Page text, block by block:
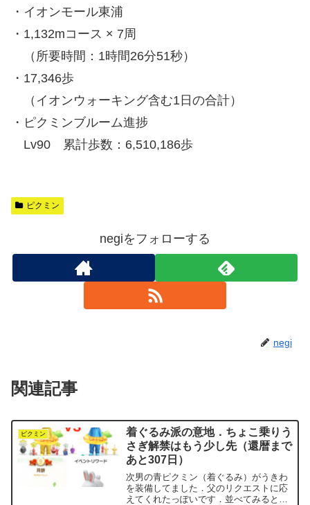
・イオンモール東浦
・1,132mコース × 7周
（所要時間：1時間26分51秒）
・17,346歩
（イオンウォーキング含む1日の合計）
・ピクミンブルーム進捗
Lv90 累計歩数：6,510,186歩
ピクミン
negiをフォローする
negi
関連記事
ピクミン
着ぐるみ派の意地．ちょこ乗りう
さぎ解禁はもう少し先（還暦まで
あと307日）
次男の青ピクミン（着ぐるみ）がうきわ
を装備してました．父のリクエストに応
えてくれたっぽいです．並べてみると，